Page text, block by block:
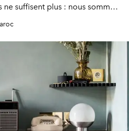
ne suffisent plus : nous sommes
assurant découverte
privilégiées avec la